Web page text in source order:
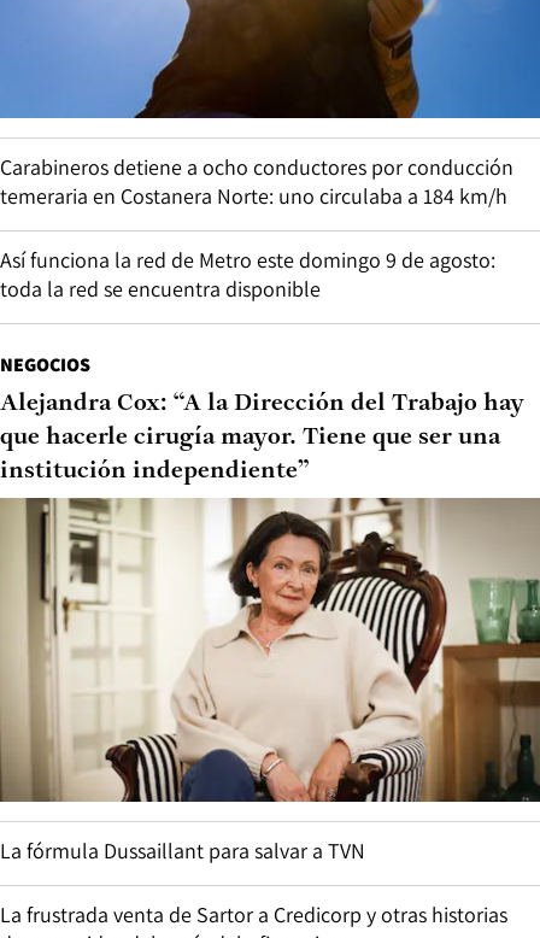
Carabineros detiene a ocho conductores por conducción
temeraria en Costanera Norte: uno circulaba a 184 km/h
Así funciona la red de Metro este domingo 9 de agosto:
toda la red se encuentra disponible
NEGOCIOS
Alejandra Cox: “A la Dirección del Trabajo hay
que hacerle cirugía mayor. Tiene que ser una
institución independiente”
La fórmula Dussaillant para salvar a TVN
La frustrada venta de Sartor a Credicorp y otras historias